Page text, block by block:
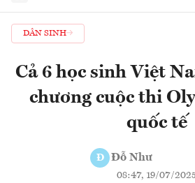
DÂN SINH
Cả 6 học sinh Việt
chương cuộc thi
quốc tế
Đ Đỗ Như
08:47, 19/07/2025